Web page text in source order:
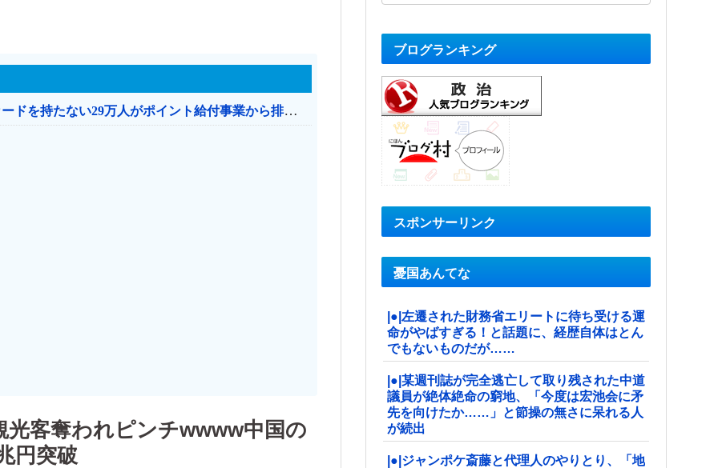
共産党「これは酷い…京都市でマイナンバーカードを持たない29万人がポイント給付事業から排除された」
光客奪われピンチwwww中国の
円突破
ブログランキング
スポンサーリンク
憂国あんてな
|●|左遷された財務省エリートに待ち受ける運
命がやばすぎる！と話題に、経歴自体はとん
でもないものだが……
|●|某週刊誌が完全逃亡して取り残された中道
議員が絶体絶命の窮地、「今度は宏池会に矛
先を向けたか……」と節操の無さに呆れる人
が続出
|●|ジャンポケ斎藤と代理人のやりとり、「地